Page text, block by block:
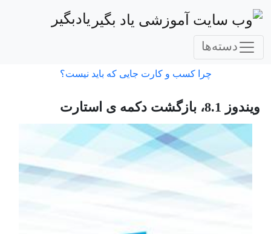
یادبگیر
دسته‌ها
چرا کسب و کارت جایی که باید نیست؟
ویندوز 8.1، بازگشت دکمه ی استارت